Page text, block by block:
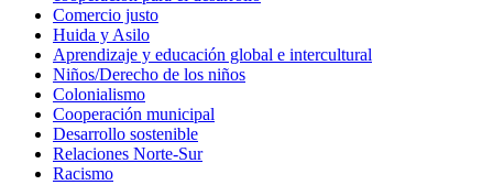
Comercio justo
Huida y Asilo
Aprendizaje y educación global e intercultural
Niños/Derecho de los niños
Colonialismo
Cooperación municipal
Desarrollo sostenible
Relaciones Norte-Sur
Racismo